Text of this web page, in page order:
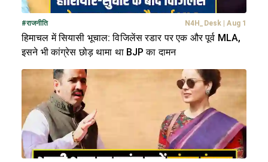
#राजनीति N4H_Desk Aug 1
हिमाचल में सियासी भूचाल: विजिलेंस रडार पर एक और पूर्व MLA,
इसने भी कांग्रेस छोड़ थामा था BJP का दामन